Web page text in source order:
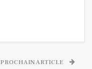
PROCHAIN ARTICLE